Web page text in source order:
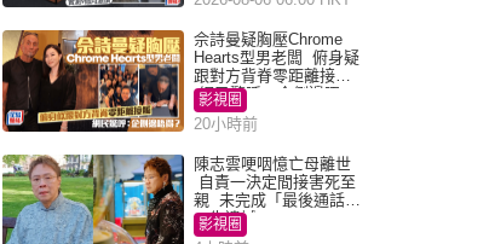
佘詩曼疑胸壓Chrome
Hearts型男老闆 俯身疑
跟對方背脊零距離接觸
網民驚呼：企側邊唔
得？
影視圈
20小時前
陳志雲哽咽憶亡母離世
自責一決定間接害死至
親 未完成「最後通話」
一生遺憾
影視圈